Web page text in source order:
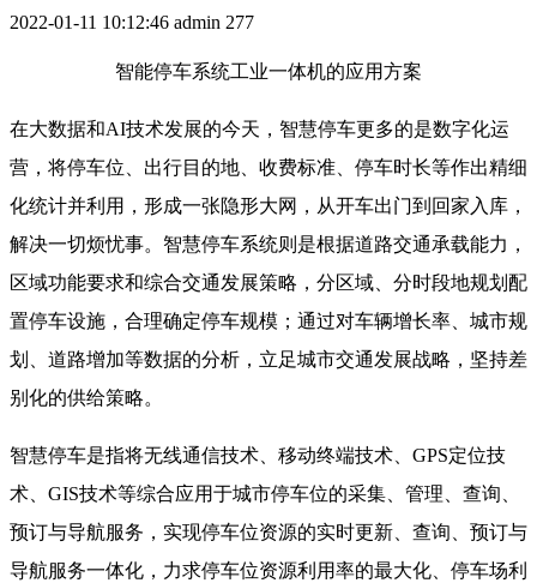
2022-01-11 10:12:46 admin 277
智能停车系统工业一体机的应用方案
在大数据和AI技术发展的今天，智慧停车更多的是数字化运
营，将停车位、出行目的地、收费标准、停车时长等作出精细
化统计并利用，形成一张隐形大网，从开车出门到回家入库，
解决一切烦忧事。智慧停车系统则是根据道路交通承载能力，
区域功能要求和综合交通发展策略，分区域、分时段地规划配
置停车设施，合理确定停车规模；通过对车辆增长率、城市规
划、道路增加等数据的分析，立足城市交通发展战略，坚持差
别化的供给策略。
智慧停车是指将无线通信技术、移动终端技术、GPS定位技
术、GIS技术等综合应用于城市停车位的采集、管理、查询、
预订与导航服务，实现停车位资源的实时更新、查询、预订与
导航服务一体化，力求停车位资源利用率的最大化、停车场利